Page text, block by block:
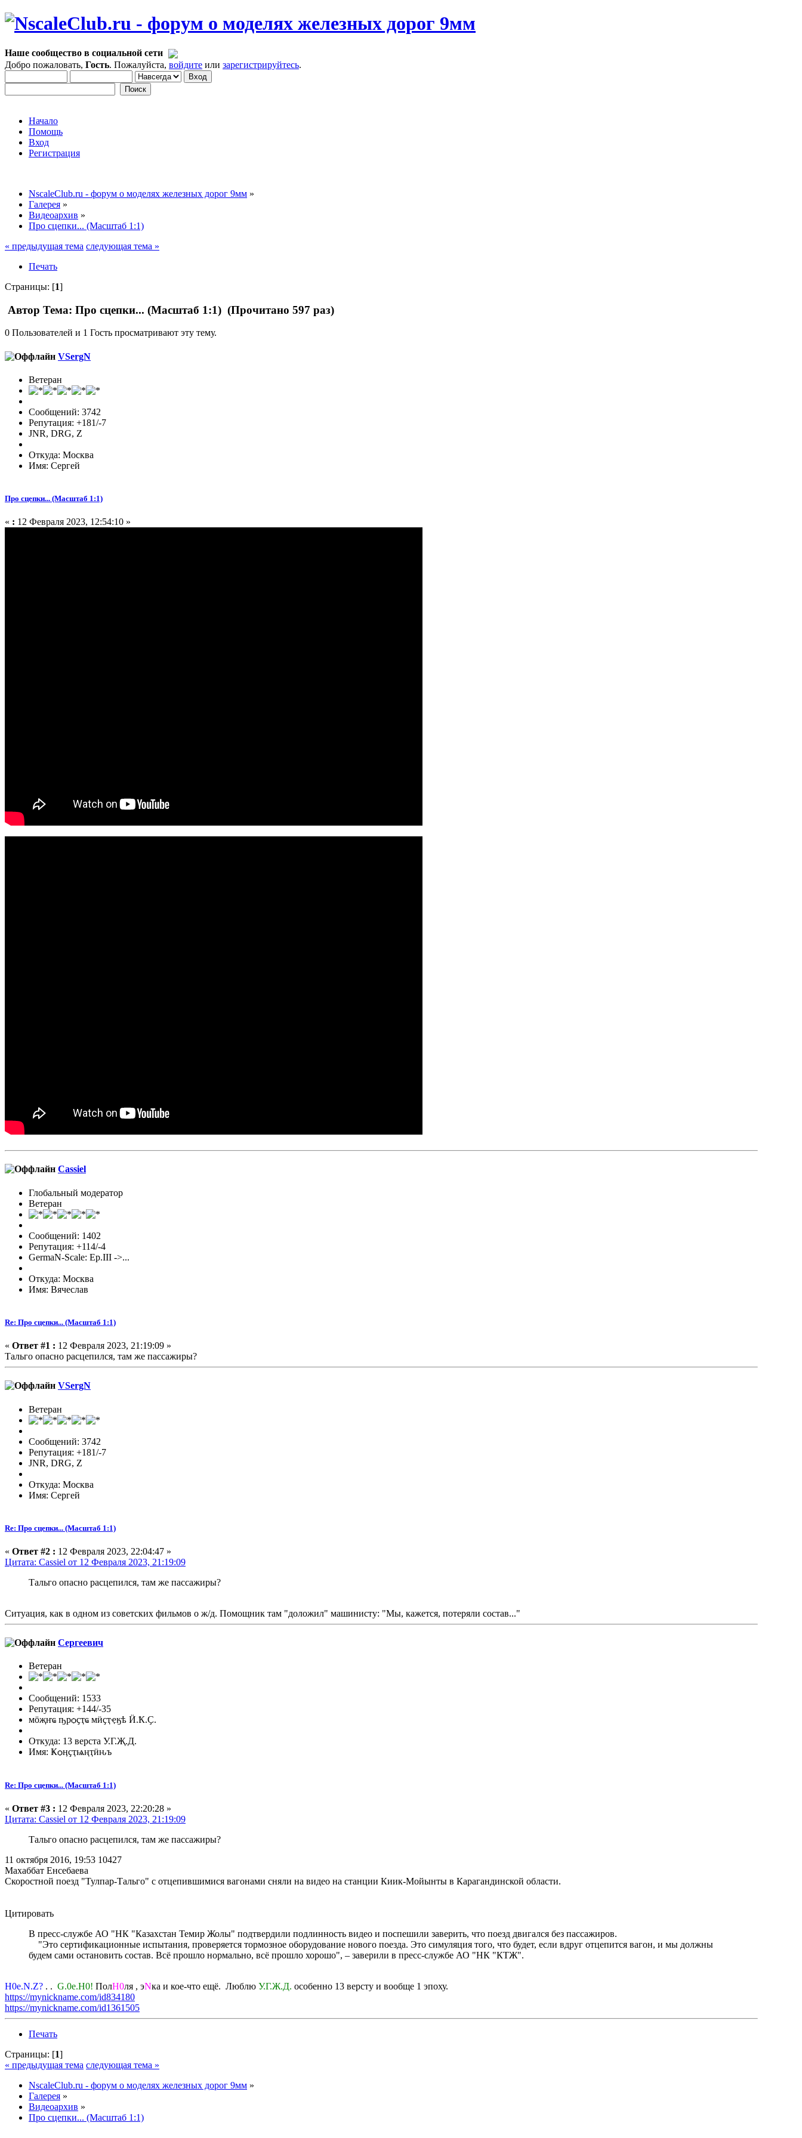
Наше сообщество в социальной сети
Добро пожаловать, Гость. Пожалуйста, войдите или зарегистрируйтесь.
Начало
Помощь
Вход
Регистрация
NscaleClub.ru - форум о моделях железных дорог 9мм »
Галерея »
Видеоархив »
Про сцепки... (Масштаб 1:1)
« предыдущая тема следующая тема »
Печать
Страницы: [1]
Автор Тема: Про сцепки... (Масштаб 1:1) (Прочитано 597 раз)
0 Пользователей и 1 Гость просматривают эту тему.
VSergN
Ветеран
Сообщений: 3742
Репутация: +181/-7
JNR, DRG, Z
Откуда: Москва
Имя: Сергей
Про сцепки... (Масштаб 1:1)
« : 12 Февраля 2023, 12:54:10 »
Cassiel
Глобальный модератор
Ветеран
Сообщений: 1402
Репутация: +114/-4
GermaN-Scale: Ep.III ->...
Откуда: Москва
Имя: Вячеслав
Re: Про сцепки... (Масштаб 1:1)
« Ответ #1 : 12 Февраля 2023, 21:19:09 »
Тальго опасно расцепился, там же пассажиры?
VSergN
Ветеран
Сообщений: 3742
Репутация: +181/-7
JNR, DRG, Z
Откуда: Москва
Имя: Сергей
Re: Про сцепки... (Масштаб 1:1)
« Ответ #2 : 12 Февраля 2023, 22:04:47 »
Цитата: Cassiel от 12 Февраля 2023, 21:19:09
Тальго опасно расцепился, там же пассажиры?
Ситуация, как в одном из советских фильмов о ж/д. Помощник там "доложил" машинисту: "Мы, кажется, потеряли состав..."
Сергеевич
Ветеран
Сообщений: 1533
Репутация: +144/-35
мӧҗҥҩ ҧрѻҫҭҩ мӥҫҭҿӄѣ Ӥ.Ҟ.Ҫ.
Откуда: 13 верста У.Г.Җ.Д.
Имя: Ҝѻӊҫҭѩңҭӥԋъ
Re: Про сцепки... (Масштаб 1:1)
« Ответ #3 : 12 Февраля 2023, 22:20:28 »
Цитата: Cassiel от 12 Февраля 2023, 21:19:09
Тальго опасно расцепился, там же пассажиры?
11 октября 2016, 19:53 10427
Махаббат Енсебаева
Скоростной поезд "Тулпар-Тальго" с отцепившимися вагонами сняли на видео на станции Киик-Мойынты в Карагандинской области.
Цитировать
В пресс-службе АО "НК "Казахстан Темир Жолы" подтвердили подлинность видео и поспешили заверить, что поезд двигался без пассажиров.
"Это сертификационные испытания, проверяется тормозное оборудование нового поезда. Это симуляция того, что будет, если вдруг отцепится вагон, и мы должны
будем сами остановить состав. Всё прошло нормально, всё прошло хорошо", – заверили в пресс-службе АО "НК "КТЖ".
H0e.N.Z? . . G.0e.H0! ПолH0ля , эNка и кое-что ещё. Люблю У.Г.Ж.Д. особенно 13 версту и вообще 1 эпоху.
https://mynickname.com/id834180
https://mynickname.com/id1361505
Печать
Страницы: [1]
« предыдущая тема следующая тема »
NscaleClub.ru - форум о моделях железных дорог 9мм »
Галерея »
Видеоархив »
Про сцепки... (Масштаб 1:1)